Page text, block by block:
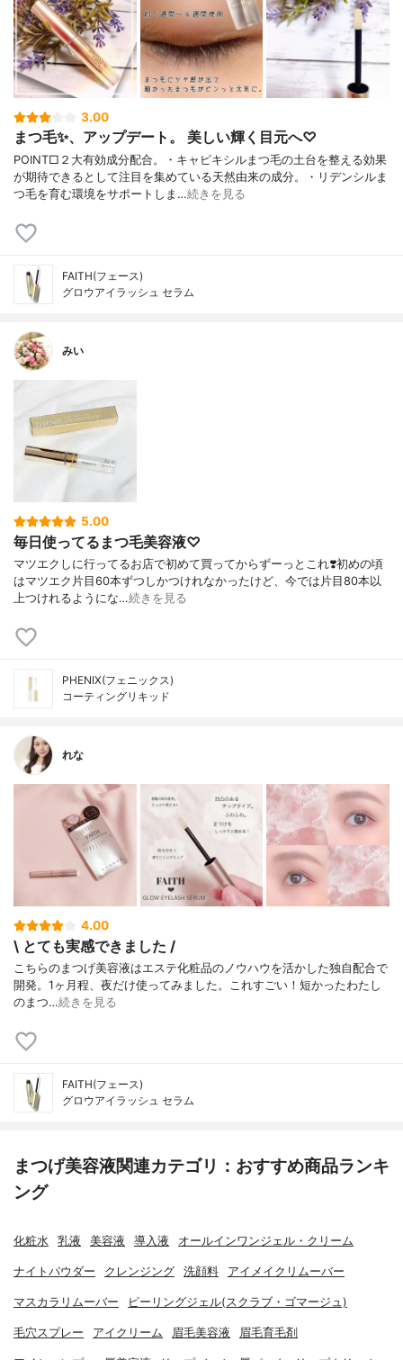
3.00
まつ毛✨、アップデート。 美しい輝く目元へ♡
POINT□２大有効成分配合。・キャピキシルまつ毛の土台を整える効果
が期待できるとして注目を集めている天然由来の成分。・リデンシルま
つ毛を育む環境をサポートしま…続きを見る
FAITH(フェース)
グロウアイラッシュ セラム
みい
5.00
毎日使ってるまつ毛美容液♡
マツエクしに行ってるお店で初めて買ってからずーっとこれ❣️初めの頃
はマツエク片目60本ずつしかつけれなかったけど、今では片目80本以
上つけれるようにな…続きを見る
PHENIX(フェニックス)
コーティングリキッド
れな
4.00
\ とても実感できました /
こちらのまつげ美容液はエステ化粧品のノウハウを活かした独自配合で
開発。1ヶ月程、夜だけ使ってみました。ㅤㅤㅤㅤㅤㅤㅤㅤㅤㅤㅤㅤㅤこれすごい！短かったわたし
のまつ…続きを見る
FAITH(フェース)
グロウアイラッシュ セラム
まつげ美容液関連カテゴリ：おすすめ商品ランキ
ング
化粧水 乳液 美容液 導入液 オールインワンジェル・クリーム
ナイトパウダー クレンジング 洗顔料 アイメイクリムーバー
マスカラリムーバー ピーリングジェル(スクラブ・ゴマージュ)
毛穴スプレー アイクリーム 眉毛美容液 眉毛育毛剤